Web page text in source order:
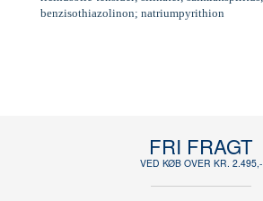
benzisothiazolinon; natriumpyrithion
FRI FRAGT
VED KØB OVER KR. 2.495,-